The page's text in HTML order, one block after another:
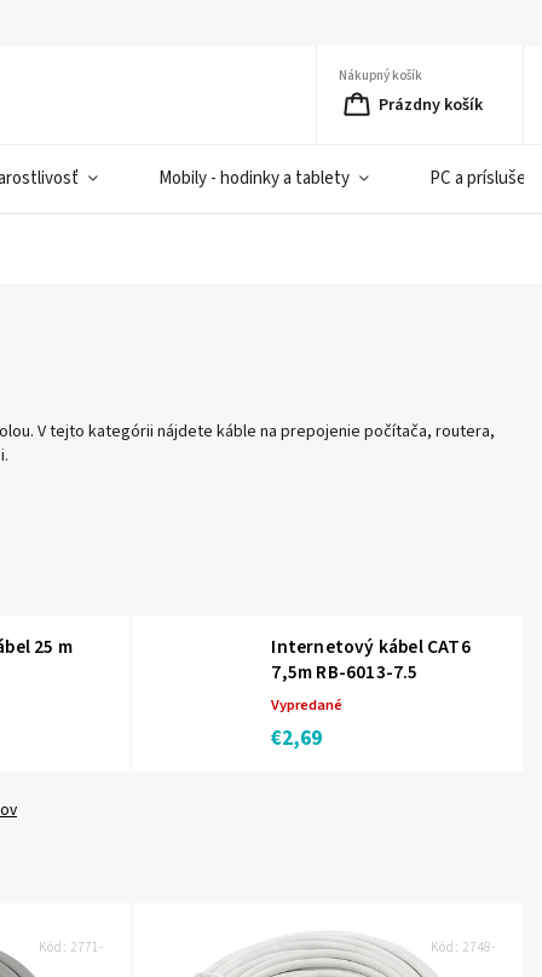
Nákupný košík
Prázdny košík
Mobily - hodinky a tablety PC a
V tejto kategórii nájdete káble na prepojenie počítača, routera,
25 m
Internetový kábel CAT6
7,5m RB-6013-7.5
Vypredané
€2,69
Kód: 2771- Kód: 2748-